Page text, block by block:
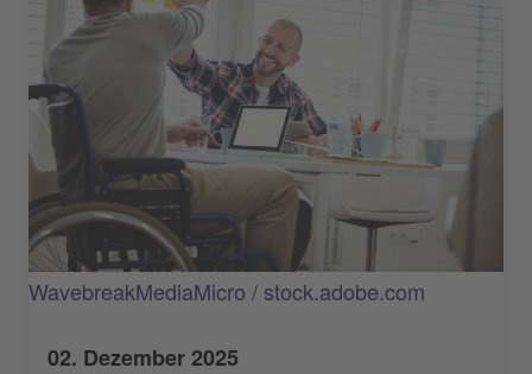
WavebreakMediaMicro / stock.adobe.com
02. Dezember 2025